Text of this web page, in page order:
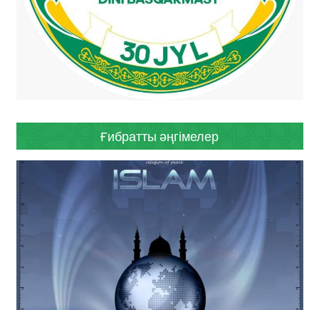
Ғибратты әңгімелер